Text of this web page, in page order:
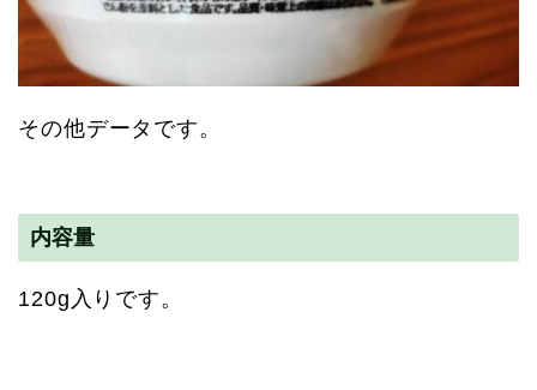
その他データです。
内容量
120g入りです。